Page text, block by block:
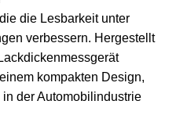
die Lesbarkeit unter
verbessern. Hergestellt
kompakten Design,
der Automobilindustrie